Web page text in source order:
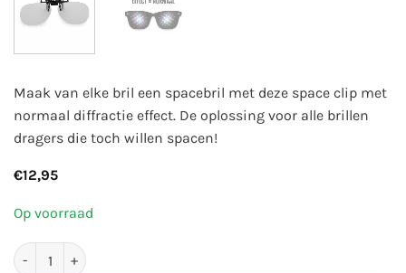
Maak van elke bril een spacebril met deze space clip met
normaal diffractie effect. De oplossing voor alle brillen
dragers die toch willen spacen!
€12,95
Op voorraad
Freaky Glasses | spacebril diffractie clip aantal